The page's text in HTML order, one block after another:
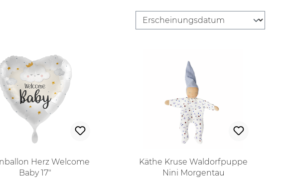
Herz Welcome
Baby 17"
Käthe Kruse Waldorfpuppe
Nini Morgentau